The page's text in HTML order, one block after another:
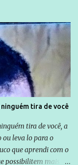
na delação de
o Brasil no
ou
Zanin Martins
tira de você
tira de você, a
leva lo para o
que aprendi com o
possibilitem mais e